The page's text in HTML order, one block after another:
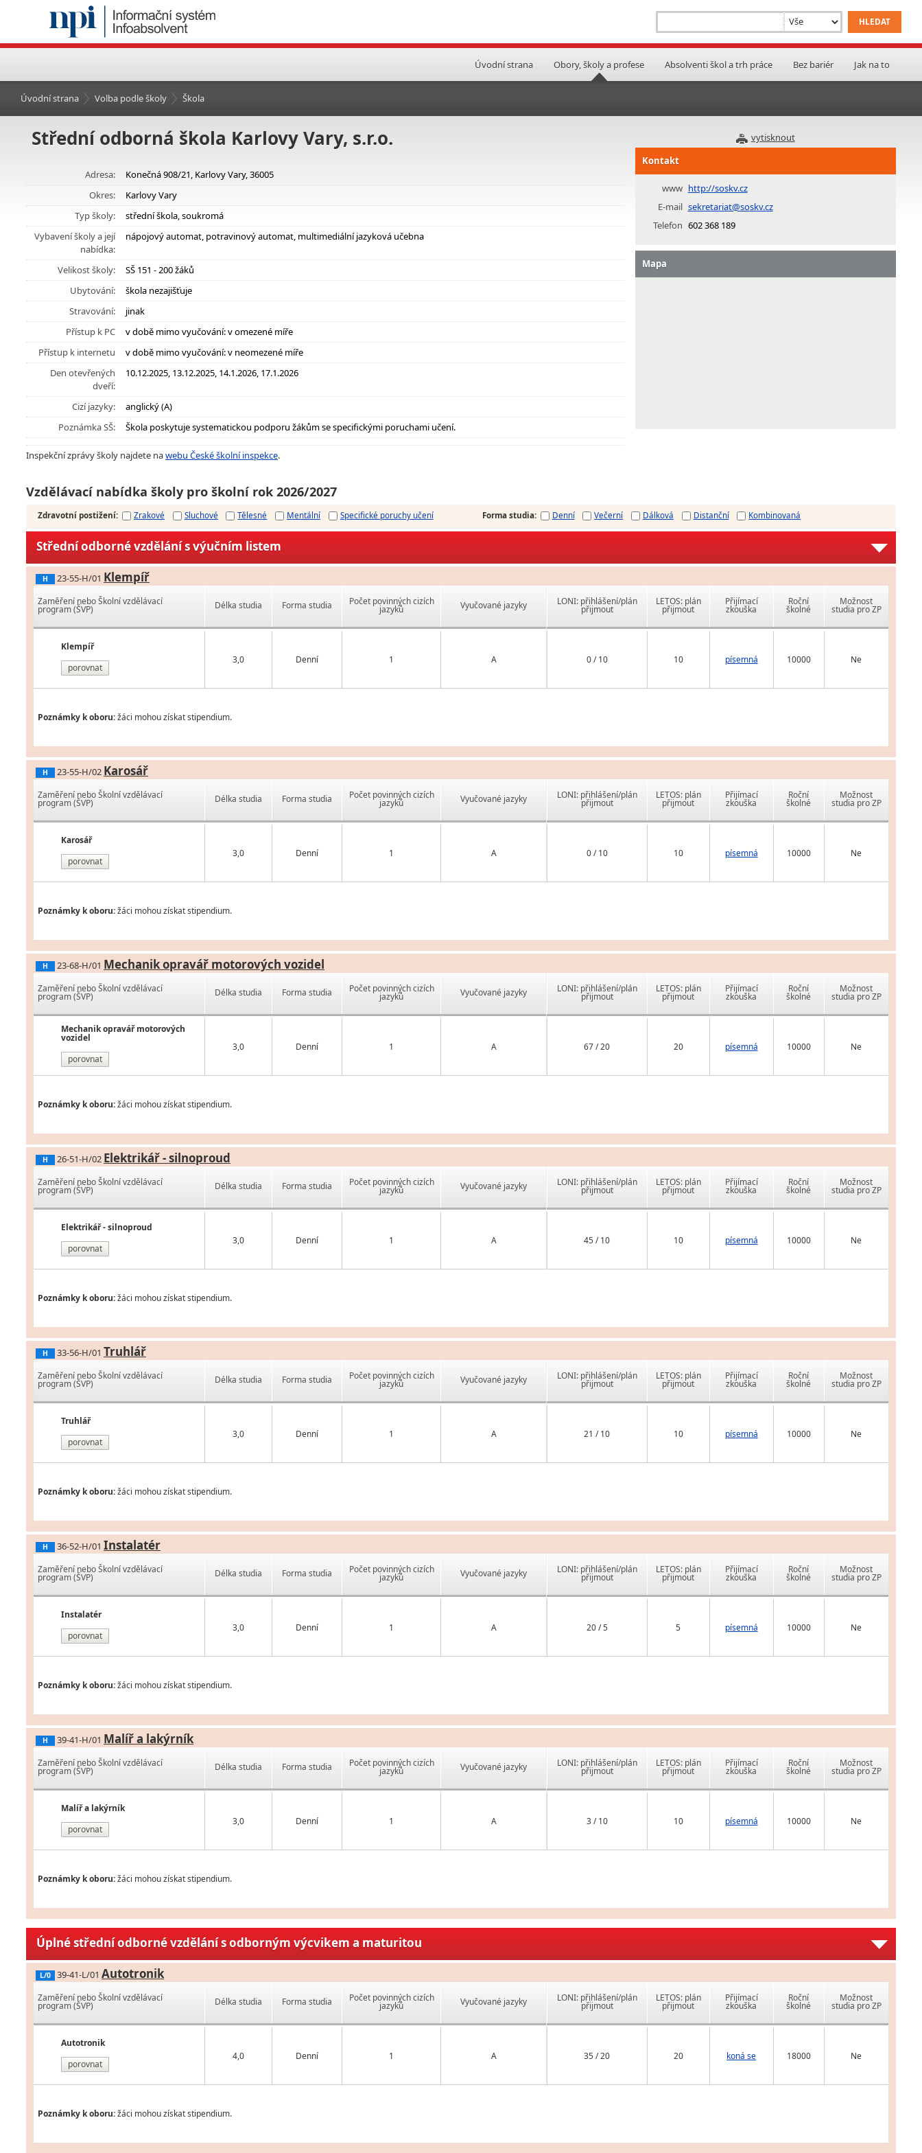
Úvodní strana Obory, školy a profese Absolventi škol a trh práce Bez bariér Jak na to
Úvodní strana Volba podle školy Škola
vytisknout
Střední odborná škola Karlovy Vary, s.r.o.
Adresa:
Konečná 908/21, Karlovy Vary, 36005
Okres:
Karlovy Vary
Typ školy:
střední škola, soukromá
Vybavení školy a její
nabídka:
nápojový automat, potravinový automat, multimediální jazyková učebna
Velikost školy:
SŠ 151 - 200 žáků
Ubytování:
škola nezajišťuje
Stravování:
jinak
Přístup k PC
v době mimo vyučování: v omezené míře
Přístup k internetu
v době mimo vyučování: v neomezené míře
Den otevřených
dveří:
10.12.2025, 13.12.2025, 14.1.2026, 17.1.2026
Cizí jazyky:
anglický (A)
Poznámka SŠ:
Škola poskytuje systematickou podporu žákům se specifickými poruchami učení.
Inspekční zprávy školy najdete nawebu České školní inspekce.
Kontakt
www http://soskv.cz
E-mail sekretariat@soskv.cz
Telefon 602 368 189
Mapa
Vzdělávací nabídka školy pro školní rok 2026/2027
Zdravotní postižení: Zrakové Sluchové Tělesné Mentální Specifické poruchy učení Forma studia: Denní Večerní Dálková Distanční Kombinovaná
Střední odborné vzdělání s výučním listem
H 23-55-H/01 Klempíř
Zaměření nebo Školní vzdělávací
program (ŠVP)
Klempíř
porovnat
Délka studia Forma studia Počet povinných cizích
jazyků Vyučované jazyky
3,0 Denní 1 A
LONI: přihlášení/plán
přijmout
LETOS: plán
přijmout
Přijímací
zkouška
Roční
školné
Možnost
studia pro ZP
0 / 10 10 písemná 10000 Ne
Poznámky k oboru:žáci mohou získat stipendium.
H 23-55-H/02 Karosář
Zaměření nebo Školní vzdělávací
program (ŠVP)
Karosář
porovnat
Délka studia Forma studia Počet povinných cizích
jazyků Vyučované jazyky
3,0 Denní 1 A
LONI: přihlášení/plán
přijmout
LETOS: plán
přijmout
Přijímací
zkouška
Roční
školné
Možnost
studia pro ZP
0 / 10 10 písemná 10000 Ne
Poznámky k oboru:žáci mohou získat stipendium.
H 23-68-H/01 Mechanik opravář motorových vozidel
Zaměření nebo Školní vzdělávací
program (ŠVP)
Mechanik opravář motorových
vozidel
porovnat
Délka studia Forma studia Počet povinných cizích
jazyků Vyučované jazyky
3,0 Denní 1 A
LONI: přihlášení/plán
přijmout
LETOS: plán
přijmout
Přijímací
zkouška
Roční
školné
Možnost
studia pro ZP
67 / 20 20 písemná 10000 Ne
Poznámky k oboru:žáci mohou získat stipendium.
H 26-51-H/02 Elektrikář - silnoproud
Zaměření nebo Školní vzdělávací
program (ŠVP)
Elektrikář - silnoproud
porovnat
Délka studia Forma studia Počet povinných cizích
jazyků Vyučované jazyky
3,0 Denní 1 A
LONI: přihlášení/plán
přijmout
LETOS: plán
přijmout
Přijímací
zkouška
Roční
školné
Možnost
studia pro ZP
45 / 10 10 písemná 10000 Ne
Poznámky k oboru:žáci mohou získat stipendium.
H 33-56-H/01 Truhlář
Zaměření nebo Školní vzdělávací
program (ŠVP)
Truhlář
porovnat
Délka studia Forma studia Počet povinných cizích
jazyků Vyučované jazyky
3,0 Denní 1 A
LONI: přihlášení/plán
přijmout
LETOS: plán
přijmout
Přijímací
zkouška
Roční
školné
Možnost
studia pro ZP
21 / 10 10 písemná 10000 Ne
Poznámky k oboru:žáci mohou získat stipendium.
H 36-52-H/01 Instalatér
Zaměření nebo Školní vzdělávací
program (ŠVP)
Instalatér
porovnat
Délka studia Forma studia Počet povinných cizích
jazyků Vyučované jazyky
3,0 Denní 1 A
LONI: přihlášení/plán
přijmout
LETOS: plán
přijmout
Přijímací
zkouška
Roční
školné
Možnost
studia pro ZP
20 / 5 5 písemná 10000 Ne
Poznámky k oboru:žáci mohou získat stipendium.
H 39-41-H/01 Malíř a lakýrník
Zaměření nebo Školní vzdělávací
program (ŠVP)
Malíř a lakýrník
porovnat
Délka studia Forma studia Počet povinných cizích
jazyků Vyučované jazyky
3,0 Denní 1 A
LONI: přihlášení/plán
přijmout
LETOS: plán
přijmout
Přijímací
zkouška
Roční
školné
Možnost
studia pro ZP
3 / 10 10 písemná 10000 Ne
Poznámky k oboru:žáci mohou získat stipendium.
Úplné střední odborné vzdělání s odborným výcvikem a maturitou
L/0 39-41-L/01 Autotronik
Zaměření nebo Školní vzdělávací
program (ŠVP)
Autotronik
porovnat
Délka studia Forma studia Počet povinných cizích
jazyků Vyučované jazyky
4,0 Denní 1 A
LONI: přihlášení/plán
přijmout
LETOS: plán
přijmout
Přijímací
zkouška
Roční
školné
Možnost
studia pro ZP
35 / 20 20 koná se 18000 Ne
Poznámky k oboru:žáci mohou získat stipendium.